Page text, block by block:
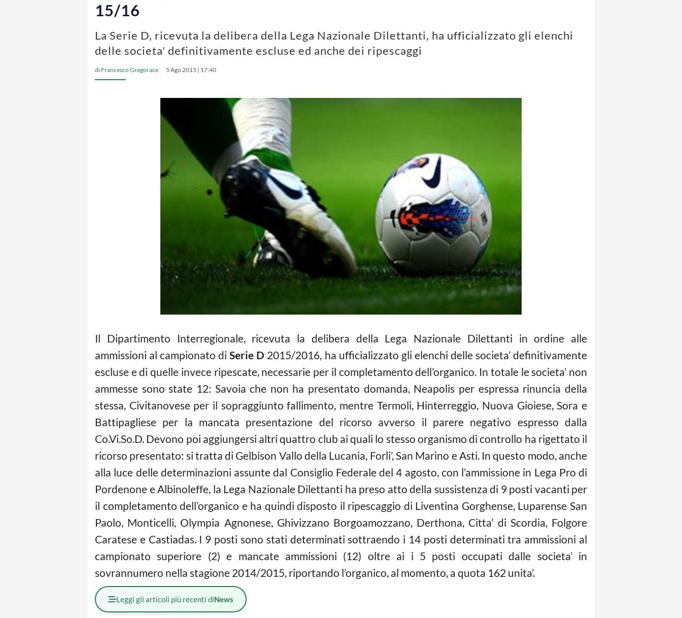
15/16
La Serie D, ricevuta la delibera della Lega Nazionale Dilettanti, ha ufficializzato gli elenchi
delle societa' definitivamente escluse ed anche dei ripescaggi
di Francesco Gregorace 5 Ago 2015 | 17:40
Il Dipartimento Interregionale, ricevuta la delibera della Lega Nazionale Dilettanti in ordine alle
ammissioni al campionato diSerie D 2015/2016, ha ufficializzato gli elenchi delle societa’ definitivamente
escluse e di quelle invece ripescate, necessarie per il completamento dell’organico. In totale le societa’ non
ammesse sono state 12: Savoia che non ha presentato domanda, Neapolis per espressa rinuncia della
stessa, Civitanovese per il sopraggiunto fallimento, mentre Termoli, Hinterreggio, Nuova Gioiese, Sora e
Battipagliese per la mancata presentazione del ricorso avverso il parere negativo espresso dalla
Co.Vi.So.D. Devono poi aggiungersi altri quattro club ai quali lo stesso organismo di controllo ha rigettato il
ricorso presentato: si tratta di Gelbison Vallo della Lucania, Forli’, San Marino e Asti. In questo modo, anche
alla luce delle determinazioni assunte dal Consiglio Federale del 4 agosto, con l’ammissione in Lega Pro di
Pordenone e Albinoleffe, la Lega Nazionale Dilettanti ha preso atto della sussistenza di 9 posti vacanti per
il completamento dell’organico e ha quindi disposto il ripescaggio di Liventina Gorghense, Luparense San
Paolo, Monticelli, Olympia Agnonese, Ghivizzano Borgoamozzano, Derthona, Citta’ di Scordia, Folgore
Caratese e Castiadas. I 9 posti sono stati determinati sottraendo i 14 posti determinati tra ammissioni al
campionato superiore (2) e mancate ammissioni (12) oltre ai i 5 posti occupati dalle societa’ in
sovrannumero nella stagione 2014/2015, riportando l’organico, al momento, a quota 162 unita’.
Leggi gli articoli più recenti diNews